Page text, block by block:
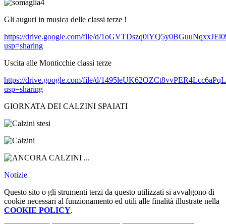
Gli auguri in musica delle classi terze !
https://drive.google.com/file/d/
usp=sharing
Uscita alle Monticchie classi terze
https://drive.google.com/file/d/
usp=sharing
GIORNATA DEI CALZINI SPAIATI
Notizie
Questo sito o gli strumenti terzi da questo utilizzati si avvalgono di
cookie necessari al funzionamento ed utili alle finalità illustrate nella
COOKIE POLICY.